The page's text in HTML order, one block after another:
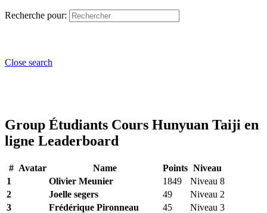
Recherche pour:
Close search
Group Étudiants Cours Hunyuan Taiji en
ligne Leaderboard
# Avatar Name Points Niveau
1
Olivier Meunier 1849
Niveau 8
2
Joelle segers 49
Niveau 2
3
Frédérique Pironneau 45
Niveau 3